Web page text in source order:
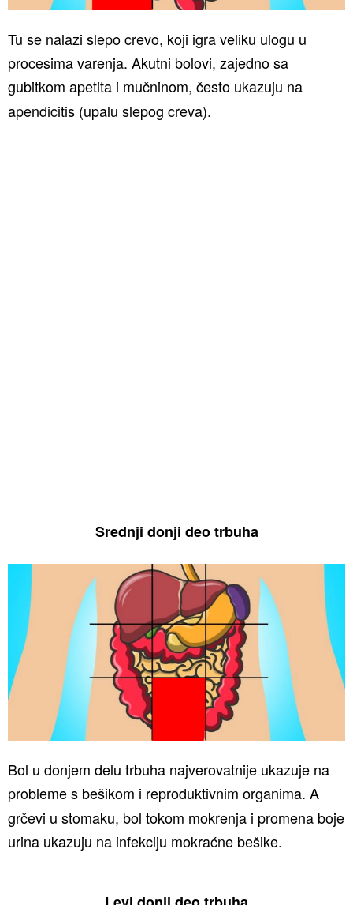
Tu se nalazi slepo crevo, koji igra veliku ulogu u
procesima varenja. Akutni bolovi, zajedno sa
gubitkom apetita i mučninom, često ukazuju na
apendicitis (upalu slepog creva).
Srednji donji deo trbuha
Bol u donjem delu trbuha najverovatnije ukazuje na
probleme s bešikom i reproduktivnim organima. A
grčevi u stomaku, bol tokom mokrenja i promena boje
urina ukazuju na infekciju mokraćne bešike.